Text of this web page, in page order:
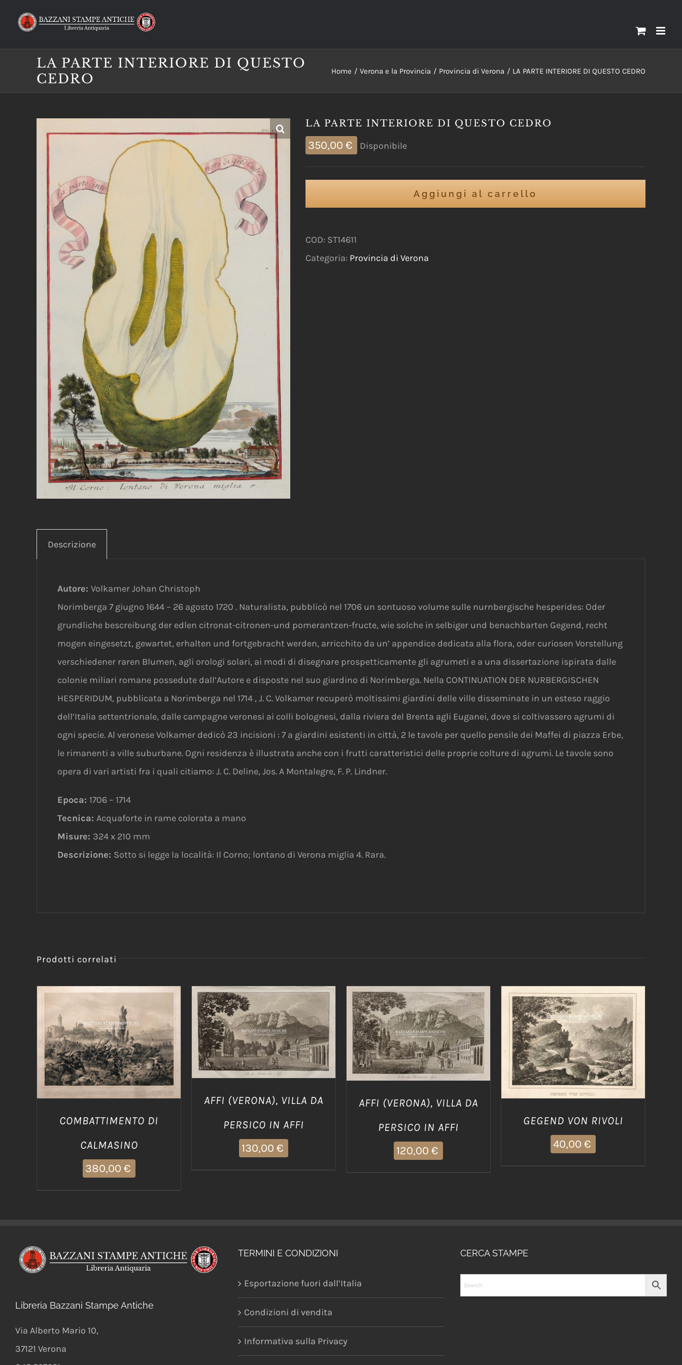
LA PARTE INTERIORE DI QUESTO
CEDRO
Home Verona e la Provincia Provincia di Verona LA PARTE INTERIORE DI QUESTO CEDRO
LA PARTE INTERIORE DI QUESTO CEDRO
350,00 € Disponibile
Aggiungi al carrello
COD: ST14611
Categoria: Provincia di Verona
Descrizione
Autore: Volkamer Johan Christoph
Norimberga 7 giugno 1644 – 26 agosto 1720 . Naturalista, pubblicò nel 1706 un sontuoso volume sulle nurnbergische hesperides: Oder
grundliche bescreibung der edlen citronat-citronen-und pomerantzen-fructe, wie solche in selbiger und benachbarten Gegend, recht
mogen eingesetzt, gewartet, erhalten und fortgebracht werden, arricchito da un’ appendice dedicata alla flora, oder curiosen Vorstellung
verschiedener raren Blumen, agli orologi solari, ai modi di disegnare prospetticamente gli agrumeti e a una dissertazione ispirata dalle
colonie miliari romane possedute dall’Autore e disposte nel suo giardino di Norimberga. Nella CONTINUATION DER NURBERGISCHEN
HESPERIDUM, pubblicata a Norimberga nel 1714 , J. C. Volkamer recuperò moltissimi giardini delle ville disseminate in un esteso raggio
dell’Italia settentrionale, dalle campagne veronesi ai colli bolognesi, dalla riviera del Brenta agli Euganei, dove si coltivassero agrumi di
ogni specie. Al veronese Volkamer dedicò 23 incisioni : 7 a giardini esistenti in città, 2 le tavole per quello pensile dei Maffei di piazza Erbe,
le rimanenti a ville suburbane. Ogni residenza è illustrata anche con i frutti caratteristici delle proprie colture di agrumi. Le tavole sono
opera di vari artisti fra i quali citiamo: J. C. Deline, Jos. A Montalegre, F. P. Lindner.
Epoca: 1706 – 1714
Tecnica: Acquaforte in rame colorata a mano
Misure: 324 x 210 mm
Descrizione: Sotto si legge la località: Il Corno; lontano di Verona miglia 4. Rara.
Prodotti correlati
AGGIUNGI AL CARRELLO
/
DETTAGLI
COMBATTIMENTO DI
CALMASINO
380,00 €
AGGIUNGI AL CARRELLO
/
DETTAGLI
AFFI (VERONA), VILLA DA
PERSICO IN AFFI
130,00 €
AGGIUNGI AL CARRELLO
/
DETTAGLI
AFFI (VERONA), VILLA DA
PERSICO IN AFFI
120,00 €
AGGIUNGI AL CARRELLO
/
DETTAGLI
GEGEND VON RIVOLI
40,00 €
Libreria Bazzani Stampe Antiche
Via Alberto Mario 10,
37121 Verona
TERMINI E CONDIZIONI
Esportazione fuori dall’Italia
Condizioni di vendita
Informativa sulla Privacy
CERCA STAMPE